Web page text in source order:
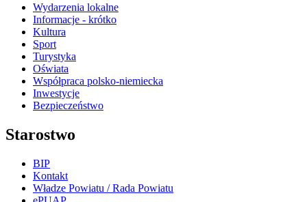
Wydarzenia lokalne
Informacje - krótko
Kultura
Sport
Turystyka
Oświata
Współpraca polsko-niemiecka
Inwestycje
Bezpieczeństwo
Starostwo
BIP
Kontakt
Władze Powiatu / Rada Powiatu